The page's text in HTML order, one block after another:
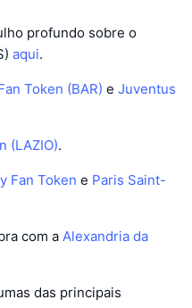
profundo sobre o
aqui.
Token (BAR) e Juventus
(LAZIO).
Fan Token e Paris Saint-
com a Alexandria da
das principais